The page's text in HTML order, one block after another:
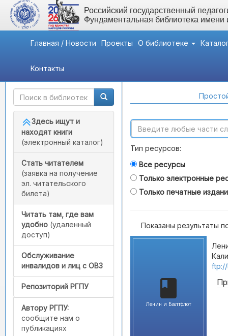
Российский государственный
Фундаментальная библиотека
Главная / Новости Проекты О библиотеке
Контакты
Быстрый доступ
Здесь ищут и
находят книги
(электронный каталог)
Стать читателем
(заявка на получение
эл. читательского
билета)
Читать там, где вам
удобно (удаленный
доступ)
Обслуживание
инвалидов и лиц с ОВЗ
Репозиторий РГПУ
Автору РГПУ:
сообщите нам о
публикациях
Тип ресурсов:
Все ресурсы
Только электронные
Только печатные
Показаны результаты
Ленин и Балтфлот